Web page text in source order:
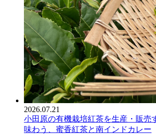
2026.07.21
小田原の有機栽培紅茶を生産・販売
味わう、蜜香紅茶と南インドカレー